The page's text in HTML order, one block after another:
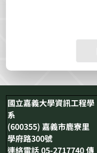
國立嘉義大學資訊工程學
系
(600355) 嘉義市鹿寮里
學府路300號
連絡電話 05-2717740 傳